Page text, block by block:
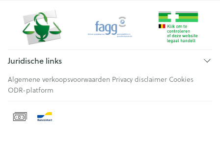
Juridische links
Algemene verkoopsvoorwaarden Privacy disclaimer Cookies
ODR-platform